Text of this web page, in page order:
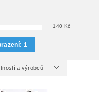
140 Kč
1
a výrobců